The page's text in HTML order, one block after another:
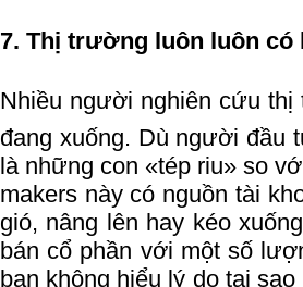
7. Thị trường luôn luôn có
Nhiều người nghiên cứu thị
đang xuống. Dù người đầu
là những con «tép riu» so
makers này có nguồn tài
gió, nâng lên hay kéo
bán cổ phần với một số
bạn không hiểu lý do tại